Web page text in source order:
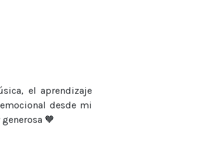
el aprendizaje
desde mi
🧡